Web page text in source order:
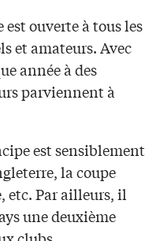
ouverte à tous les
et amateurs. Avec
année à des
parviennent à
est sensiblement
la coupe
etc. Par ailleurs, il
une deuxième